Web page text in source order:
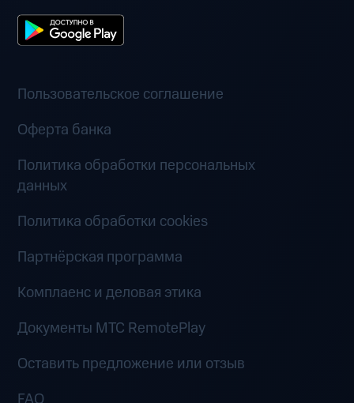
Пользовательское соглашение
Оферта банка
Политика обработки персональных
данных
Политика обработки cookies
Партнёрская программа
Комплаенс и деловая этика
Документы MTC RemotePlay
Оставить предложение или отзыв